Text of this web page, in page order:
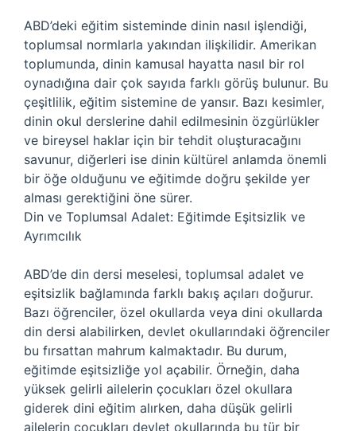
ABD’deki eğitim sisteminde dinin nasıl işlendiği,
toplumsal normlarla yakından ilişkilidir. Amerikan
toplumunda, dinin kamusal hayatta nasıl bir rol
oynadığına dair çok sayıda farklı görüş bulunur. Bu
çeşitlilik, eğitim sistemine de yansır. Bazı kesimler,
dinin okul derslerine dahil edilmesinin özgürlükler
ve bireysel haklar için bir tehdit oluşturacağını
savunur, diğerleri ise dinin kültürel anlamda önemli
bir öğe olduğunu ve eğitimde doğru şekilde yer
alması gerektiğini öne sürer.
Din ve Toplumsal Adalet: Eğitimde Eşitsizlik ve
Ayrımcılık
ABD’de din dersi meselesi, toplumsal adalet ve
eşitsizlik bağlamında farklı bakış açıları doğurur.
Bazı öğrenciler, özel okullarda veya dini okullarda
din dersi alabilirken, devlet okullarındaki öğrenciler
bu fırsattan mahrum kalmaktadır. Bu durum,
eğitimde eşitsizliğe yol açabilir. Örneğin, daha
yüksek gelirli ailelerin çocukları özel okullara
giderek dini eğitim alırken, daha düşük gelirli
ailelerin çocukları devlet okullarında bu tür bir